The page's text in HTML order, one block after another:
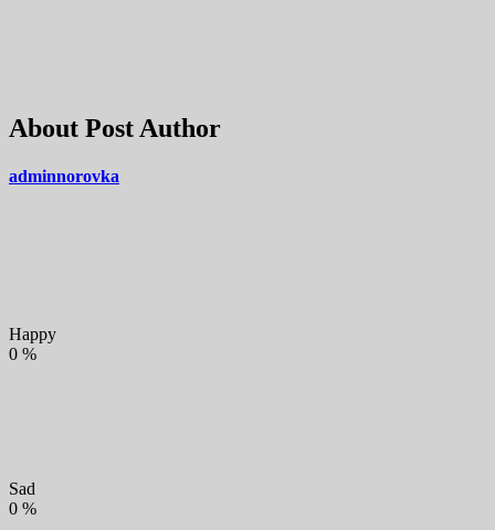
About Post Author
adminnorovka
Happy
0 %
Sad
0 %